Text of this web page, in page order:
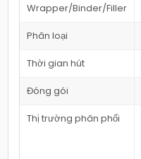
Wrapper/Binder/Filler
Phân loại
Thời gian hút
Đóng gói
Thị trường phân phối